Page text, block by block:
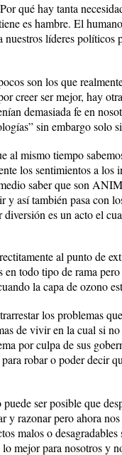
qué hay tanta
es hambre. El
líderes políticos
son los que
creer ser mejor, hay
demasiada fe en
sin embargo solo
al mismo tiempo
los sentimientos a los
saber que son
y así también pasa con
es un acto el
al punto de
en todo tipo de rama
la capa de ozono
los problemas
de vivir en la cual si
por culpa de sus
robar o poder decir
ser posible que
y razonar pero ahora
malos o
mejor para nosotros y